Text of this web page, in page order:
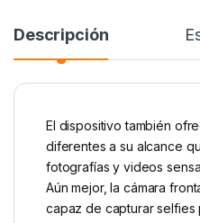
Descripción
El dispositivo también
diferentes a su alcance
fotografías y videos
Aún mejor, la cámara
capaz de capturar selfies